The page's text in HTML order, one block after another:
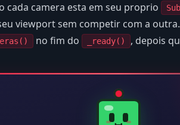
cada camera esta em seu proprio
viewport sem competir com a
no fim do _ready() , depois